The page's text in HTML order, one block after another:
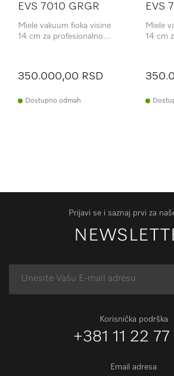
EVS 7010 GRGR
Miele vakuum fioka visine
14 cm za profesionalno
350.000,00 RSD
Dostupno odmah
EVS
Miele
14 cm
Prijavi se i saznaj prvi za
Korisnička podrška
+381 11 22 77
Email adresa